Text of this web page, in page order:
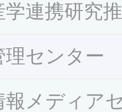
学連携研究
理センター
報メディア